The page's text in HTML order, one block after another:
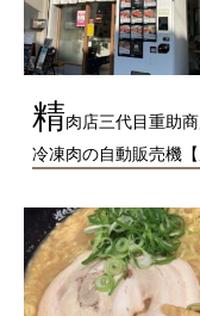
精肉店三代目重助
冷凍肉の自動販売機